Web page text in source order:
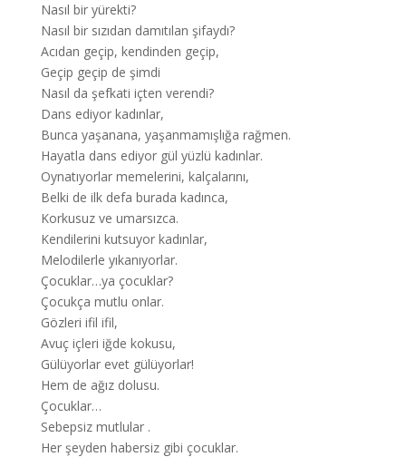
Nasıl bir yürekti?
Nasıl bir sızıdan damıtılan şifaydı?
Acıdan geçip, kendinden geçip,
Geçip geçip de şimdi
Nasıl da şefkati içten verendi?
Dans ediyor kadınlar,
Bunca yaşanana, yaşanmamışlığa rağmen.
Hayatla dans ediyor gül yüzlü kadınlar.
Oynatıyorlar memelerini, kalçalarını,
Belki de ilk defa burada kadınca,
Korkusuz ve umarsızca.
Kendilerini kutsuyor kadınlar,
Melodilerle yıkanıyorlar.
Çocuklar…ya çocuklar?
Çocukça mutlu onlar.
Gözleri ifil ifil,
Avuç içleri iğde kokusu,
Gülüyorlar evet gülüyorlar!
Hem de ağız dolusu.
Çocuklar…
Sebepsiz mutlular .
Her şeyden habersiz gibi çocuklar.